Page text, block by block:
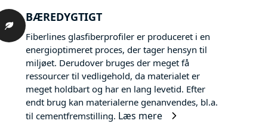
BÆREDYGTIGT
Fiberlines glasfiberprofiler er produceret i en
energioptimeret proces, der tager hensyn til
miljøet. Derudover bruges der meget få
ressourcer til vedligehold, da materialet er
meget holdbart og har en lang levetid. Efter
endt brug kan materialerne genanvendes, bl.a.
til cementfremstilling. Læs mere